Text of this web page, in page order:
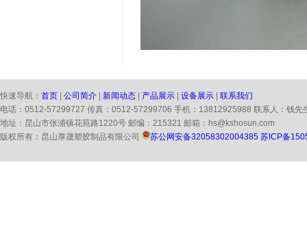
快速导航： 首页 公司简介 新闻动态 产品展示 设备展示
联系我们
电话：0512-57299727 传真：0512-57299706 手机：13812925988 联系人：钱先
地址：昆山市张浦镇花苑路1220号 邮编：215321 邮箱：hs@kshosun.com
版权所有：昆山厚晟塑胶制品有限公司
苏公网安备32058302004385 苏ICP备